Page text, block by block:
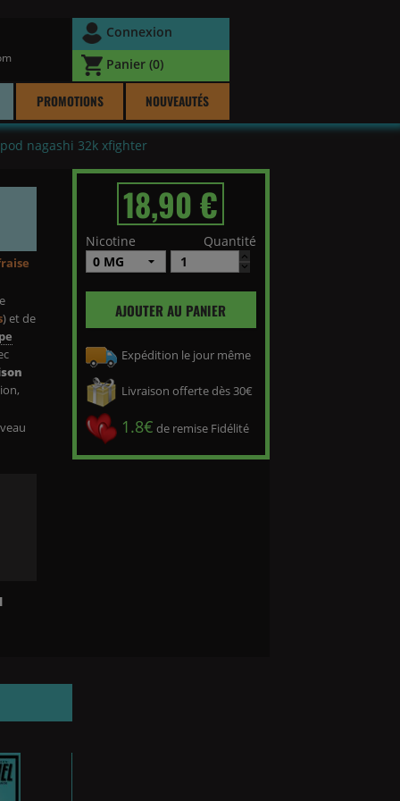
Connexion
Panier (0)
PROMOTIONS NOUVEAUTÉS
pod nagashi 32k xfighter
) et de
18,90 €
Nicotine Quantité
AJOUTER AU PANIER
Expédition le jour même
Livraison offerte dès 30€
1.8€ de remise Fidélité